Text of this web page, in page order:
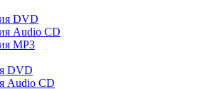
DVD
Audio CD
MP3
DVD
Audio CD